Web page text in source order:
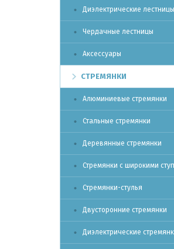
Диэлектрические лестницы
Чердачные лестницы
Аксессуары
СТРЕМЯНКИ
Алюминиевые стремянки
Стальные стремянки
Деревянные стремянки
Стремянки с широкими
Стремянки-стулья
Двусторонние стремянки
Диэлектрические